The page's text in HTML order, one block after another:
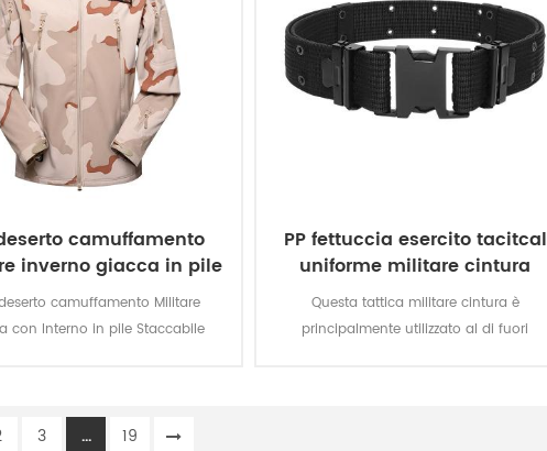
camuffamento
inverno giacca in pile
camuffamento Militare
con Interno in pile Staccabile
PP fettuccia esercito tacitcal
uniforme militare cintura
Questa tattica militare cintura è
principalmente utilizzato al di fuori
3 ... 19